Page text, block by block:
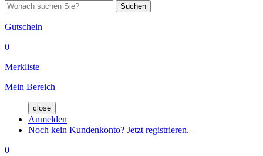
Suchen
Gutschein
0
Merkliste
Mein Bereich
close
Anmelden
Noch kein Kundenkonto? Jetzt registrieren.
0